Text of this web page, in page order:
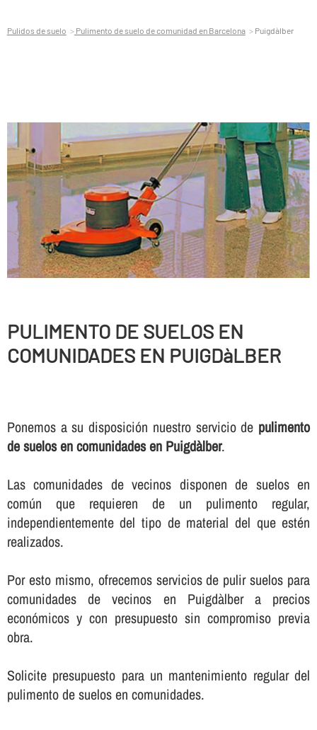
Pulidos de suelo Pulimento de suelo de comunidad en Barcelona Puigdàlber
PULIMENTO DE SUELOS EN
COMUNIDADES EN PUIGDàLBER
Ponemos a su disposición nuestro servicio de pulimento
de suelos en comunidades en Puigdàlber.
Las comunidades de vecinos disponen de suelos en
común que requieren de un pulimento regular,
independientemente del tipo de material del que estén
realizados.
Por esto mismo, ofrecemos servicios de pulir suelos para
comunidades de vecinos en Puigdàlber a precios
económicos y con presupuesto sin compromiso previa
obra.
Solicite presupuesto para un mantenimiento regular del
pulimento de suelos en comunidades.